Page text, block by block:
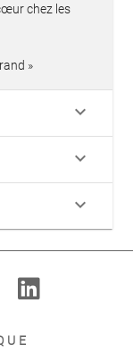
chez les
»
keyboard_arrow_down
keyboard_arrow_down
keyboard_arrow_down